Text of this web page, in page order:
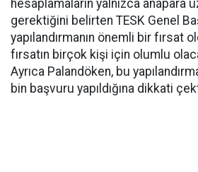
hesaplamaların yalnızca anapara
gerektiğini belirten TESK Genel
yapılandırmanın önemli bir fırsat
fırsatın birçok kişi için olumlu
Ayrıca Palandöken, bu
bin başvuru yapıldığına dikkati